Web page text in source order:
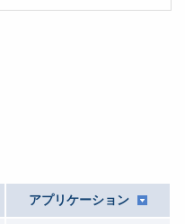
アプリケーション